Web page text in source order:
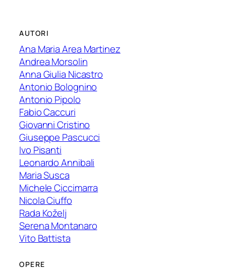
AUTORI
Ana Maria Area Martinez
Andrea Morsolin
Anna Giulia Nicastro
Antonio Bolognino
Antonio Pipolo
Fabio Caccuri
Giovanni Cristino
Giuseppe Pascucci
Ivo Pisanti
Leonardo Annibali
Maria Susca
Michele Ciccimarra
Nicola Ciuffo
Rada Koželj
Serena Montanaro
Vito Battista
OPERE